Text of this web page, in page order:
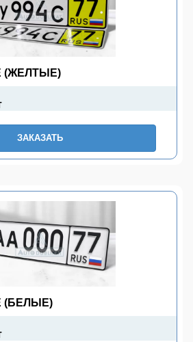
(ЖЕЛТЫЕ)
ЗАКАЗАТЬ
(БЕЛЫЕ)